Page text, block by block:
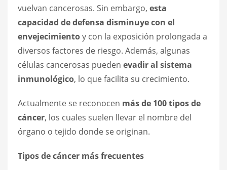
vuelvan cancerosas. Sin embargo, esta
capacidad de defensa disminuye con el
envejecimientoy con la exposición prolongada a
diversos factores de riesgo. Además, algunas
células cancerosas pueden evadir al sistema
inmunológico, lo que facilita su crecimiento.
Actualmente se reconocen más de 100 tipos de
cáncer, los cuales suelen llevar el nombre del
órgano o tejido donde se originan.
Tipos de cáncer más frecuentes